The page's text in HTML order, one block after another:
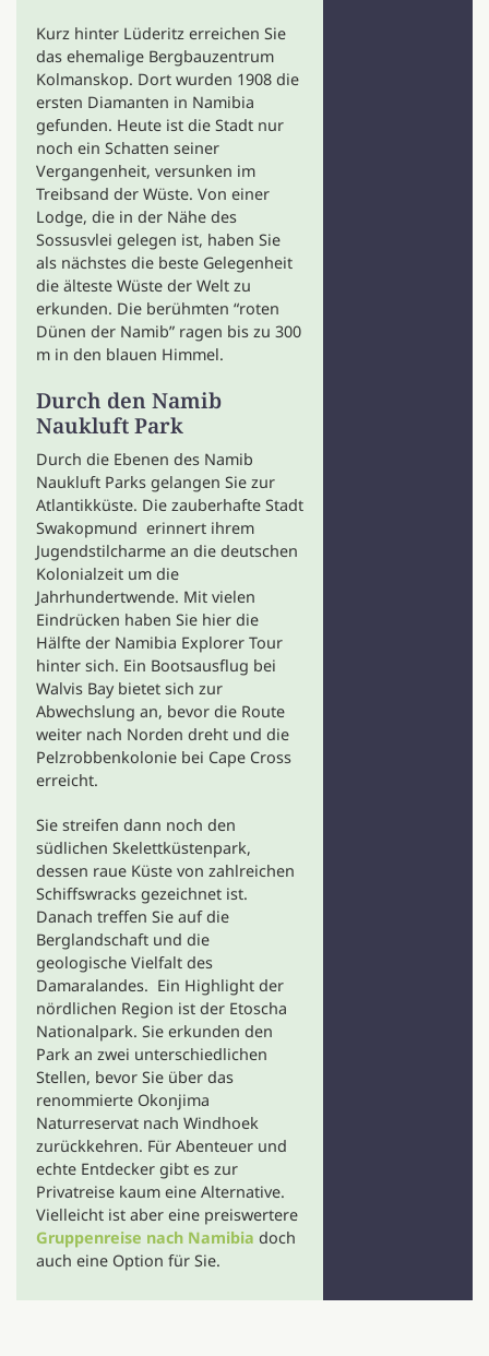
Kurz hinter Lüderitz erreichen Sie
das ehemalige Bergbauzentrum
Kolmanskop. Dort wurden 1908 die
ersten Diamanten in Namibia
gefunden. Heute ist die Stadt nur
noch ein Schatten seiner
Vergangenheit, versunken im
Treibsand der Wüste. Von einer
Lodge, die in der Nähe des
Sossusvlei gelegen ist, haben Sie
als nächstes die beste Gelegenheit
die älteste Wüste der Welt zu
erkunden. Die berühmten “roten
Dünen der Namib” ragen bis zu 300
m in den blauen Himmel.
Durch den Namib
Naukluft Park
Durch die Ebenen des Namib
Naukluft Parks gelangen Sie zur
Atlantikküste. Die zauberhafte Stadt
Swakopmund erinnert ihrem
Jugendstilcharme an die deutschen
Kolonialzeit um die
Jahrhundertwende. Mit vielen
Eindrücken haben Sie hier die
Hälfte der Namibia Explorer Tour
hinter sich. Ein Bootsausflug bei
Walvis Bay bietet sich zur
Abwechslung an, bevor die Route
weiter nach Norden dreht und die
Pelzrobbenkolonie bei Cape Cross
erreicht.
Sie streifen dann noch den
südlichen Skelettküstenpark,
dessen raue Küste von zahlreichen
Schiffswracks gezeichnet ist.
Danach treffen Sie auf die
Berglandschaft und die
geologische Vielfalt des
Damaralandes. Ein Highlight der
nördlichen Region ist der Etoscha
Nationalpark. Sie erkunden den
Park an zwei unterschiedlichen
Stellen, bevor Sie über das
renommierte Okonjima
Naturreservat nach Windhoek
zurückkehren. Für Abenteuer und
echte Entdecker gibt es zur
Privatreise kaum eine Alternative.
Vielleicht ist aber eine preiswertere
Gruppenreise nach Namibia doch
auch eine Option für Sie.